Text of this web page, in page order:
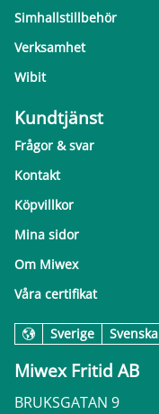
Simhallstillbehör
Verksamhet
Wibit
Kundtjänst
Frågor & svar
Kontakt
Köpvillkor
Mina sidor
Om Miwex
Våra certifikat
Sverige Svenska
Miwex Fritid AB
BRUKSGATAN 9